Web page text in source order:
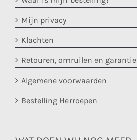
Mijn privacy
Klachten
Retouren, omruilen en garantie
Algemene voorwaarden
Bestelling Herroepen